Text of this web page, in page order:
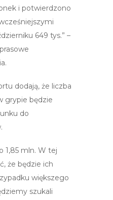
i potwierdzono
649 tys.” –
dodają, że liczba
grypie będzie
do
1,85 mln. W tej
że będzie ich
większego
szukali